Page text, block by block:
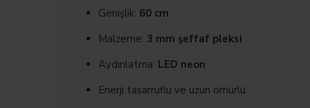
Genişlik: 60 cm
Malzeme: 3 mm şeffaf pleksi
Aydınlatma: LED neon
Enerji tasarruflu ve uzun ömürlü